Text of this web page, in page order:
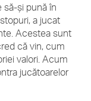
să-și pună în
a jucat
Acestea sunt
că vin, cum
valori. Acum
jucătoarelor